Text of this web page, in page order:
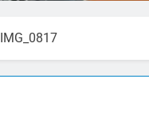
IMG_0817